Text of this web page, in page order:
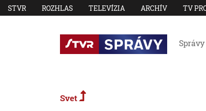
STVR ROZHLAS TELEVÍZIA ARCHÍV TV
Svet